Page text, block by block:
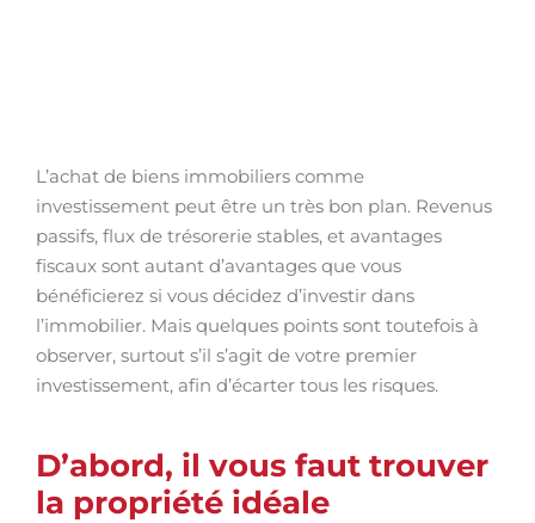
L’achat de biens immobiliers comme
investissement peut être un très bon plan. Revenus
passifs, flux de trésorerie stables, et avantages
fiscaux sont autant d’avantages que vous
bénéficierez si vous décidez d’investir dans
l’immobilier. Mais quelques points sont toutefois à
observer, surtout s’il s’agit de votre premier
investissement, afin d’écarter tous les risques.
D’abord, il vous faut trouver
la propriété idéale